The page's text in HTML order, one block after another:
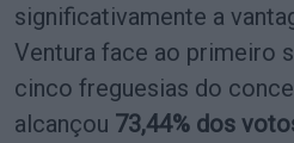
significativamente a
Ventura face ao primeiro
cinco freguesias do
alcançou 73,44% dos